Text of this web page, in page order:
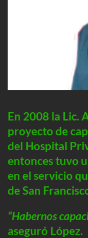
En 2008 la Lic.
proyecto de
del Hospital
entonces tuvo
en el servicio
de San
“Habernos
aseguró López.